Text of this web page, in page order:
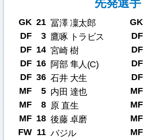
GK 21 冨澤 凜太郎
DF
3 鷹啄 トラビス
DF 14 宮崎 樹
DF 16 阿部 隼人(C)
DF 36 石井 大生
MF
5 内田 達也
MF
8 原 直生
MF 18 後藤 卓磨
FW 11 バジル
GK
DF
DF
DF
DF
MF
MF
MF
MF